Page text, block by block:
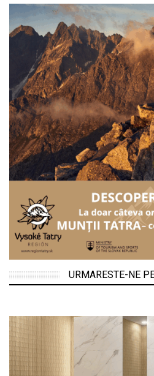
URMARESTE-NE